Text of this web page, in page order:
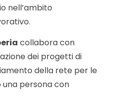
nell’ambito
collabora con
dei progetti di
della rete per le
una persona con